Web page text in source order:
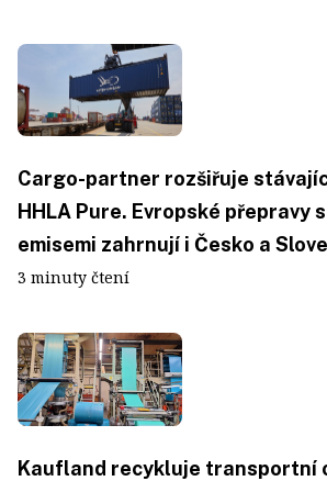
Cargo-partner rozšiřuje
HHLA Pure. Evropské přepravy
emisemi zahrnují i Česko a
3 minuty čtení
Kaufland recykluje transportní